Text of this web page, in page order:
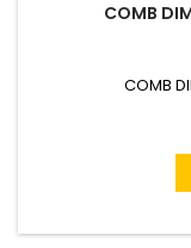
COMB
COMB